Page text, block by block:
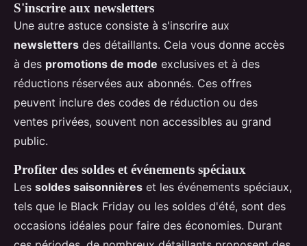
S'inscrire aux newsletters
Une autre astuce consiste à s'inscrire aux
newsletters des détaillants. Cela vous donne accès
à des promotions de mode exclusives et à des
réductions réservées aux abonnés. Ces offres
peuvent inclure des codes de réduction ou des
ventes privées, souvent non accessibles au grand
public.
Profiter des soldes et événements spéciaux
Les soldes saisonnières et les événements spéciaux,
tels que le Black Friday ou les soldes d'été, sont des
occasions idéales pour faire des économies. Durant